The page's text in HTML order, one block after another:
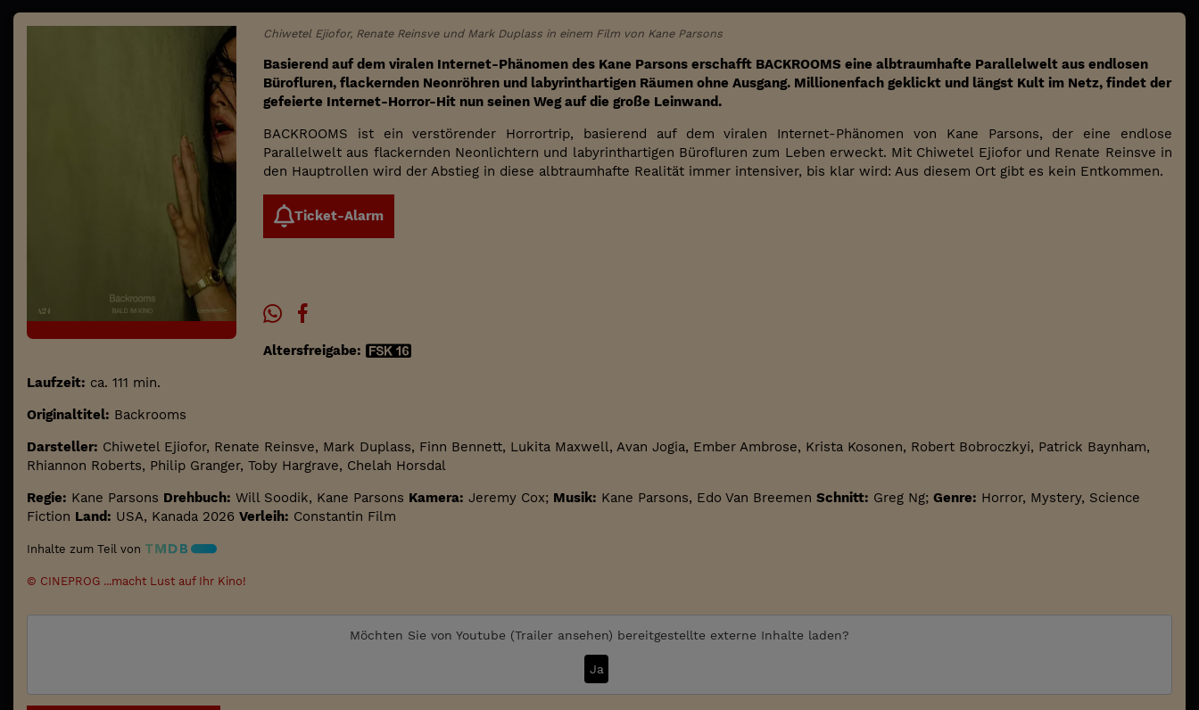
Chiwetel Ejiofor, Renate Reinsve und Mark Duplass in einem Film von Kane Parsons
Basierend auf dem viralen Internet-Phänomen des Kane Parsons erschafft BACKROOMS eine albtraumhafte Parallelwelt aus endlosen
Bürofluren, flackernden Neonröhren und labyrinthartigen Räumen ohne Ausgang. Millionenfach geklickt und längst Kult im Netz, findet der
gefeierte Internet-Horror-Hit nun seinen Weg auf die große Leinwand.
BACKROOMS ist ein verstörender Horrortrip, basierend auf dem viralen Internet-Phänomen von Kane Parsons, der eine endlose
Parallelwelt aus flackernden Neonlichtern und labyrinthartigen Bürofluren zum Leben erweckt. Mit Chiwetel Ejiofor und Renate Reinsve in
den Hauptrollen wird der Abstieg in diese albtraumhafte Realität immer intensiver, bis klar wird: Aus diesem Ort gibt es kein Entkommen.
Ticket-Alarm
Altersfreigabe:
Laufzeit: ca. 111 min.
Originaltitel: Backrooms
Darsteller: Chiwetel Ejiofor, Renate Reinsve, Mark Duplass, Finn Bennett, Lukita Maxwell, Avan Jogia, Ember Ambrose, Krista Kosonen, Robert Bobroczkyi, Patrick Baynham,
Rhiannon Roberts, Philip Granger, Toby Hargrave, Chelah Horsdal
Regie: Kane Parsons Drehbuch: Will Soodik, Kane Parsons Kamera: Jeremy Cox; Musik: Kane Parsons, Edo Van Breemen Schnitt: Greg Ng; Genre: Horror, Mystery, Science
Fiction Land: USA, Kanada 2026 Verleih: Constantin Film
Inhalte zum Teil von
© CINEPROG ...macht Lust auf Ihr Kino!
Möchten Sie von Youtube (Trailer ansehen) bereitgestellte externe Inhalte laden?
Ja